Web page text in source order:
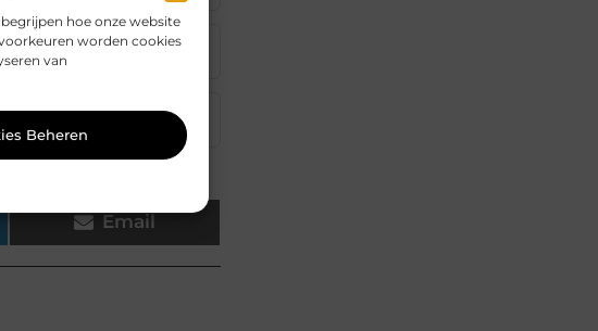
hoe onze website
worden cookies
van
Beheren
▼
Email